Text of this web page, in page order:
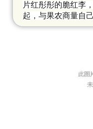
片红彤彤的脆红李，
起，与果农商量自